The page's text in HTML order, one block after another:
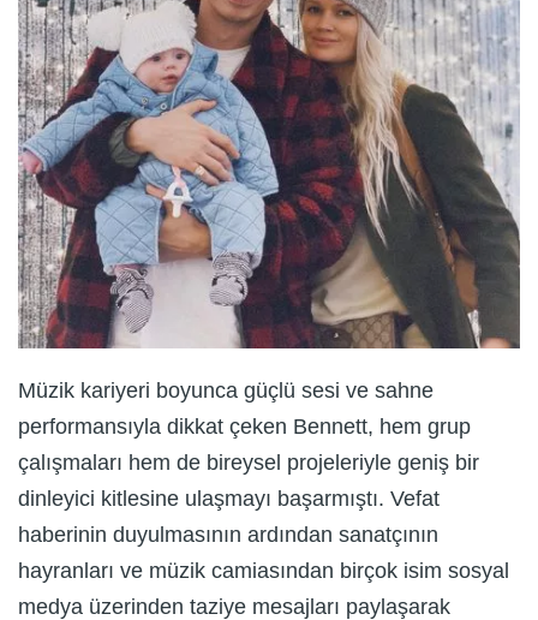
Müzik kariyeri boyunca güçlü sesi ve sahne
performansıyla dikkat çeken Bennett, hem grup
çalışmaları hem de bireysel projeleriyle geniş bir
dinleyici kitlesine ulaşmayı başarmıştı. Vefat
haberinin duyulmasının ardından sanatçının
hayranları ve müzik camiasından birçok isim sosyal
medya üzerinden taziye mesajları paylaşarak